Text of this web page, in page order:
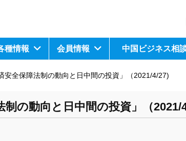
種情報 会員情報 中国ビジネス相
安全保障法制の動向と日中間の投資」（2021/4/27)
制の動向と日中間の投資」（2021/